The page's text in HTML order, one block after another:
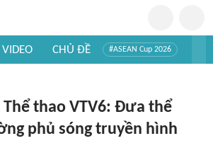
VIDEO CHỦ ĐỀ #ASEAN Cup 2026
Thể thao VTV6: Đưa thể
phủ sóng truyền hình